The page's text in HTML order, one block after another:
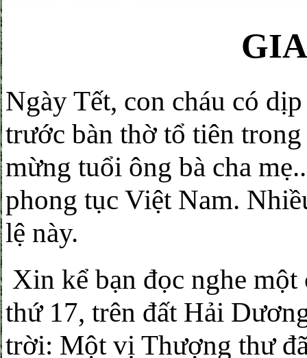
Ngày Tết, con cháu có
trước bàn thờ tổ tiên
mừng tuổi ông bà cha
phong tục Việt Nam.
lệ này.
Xin kể bạn đọc nghe
thứ 17, trên đất Hải
trời: Một vị Thượng thư